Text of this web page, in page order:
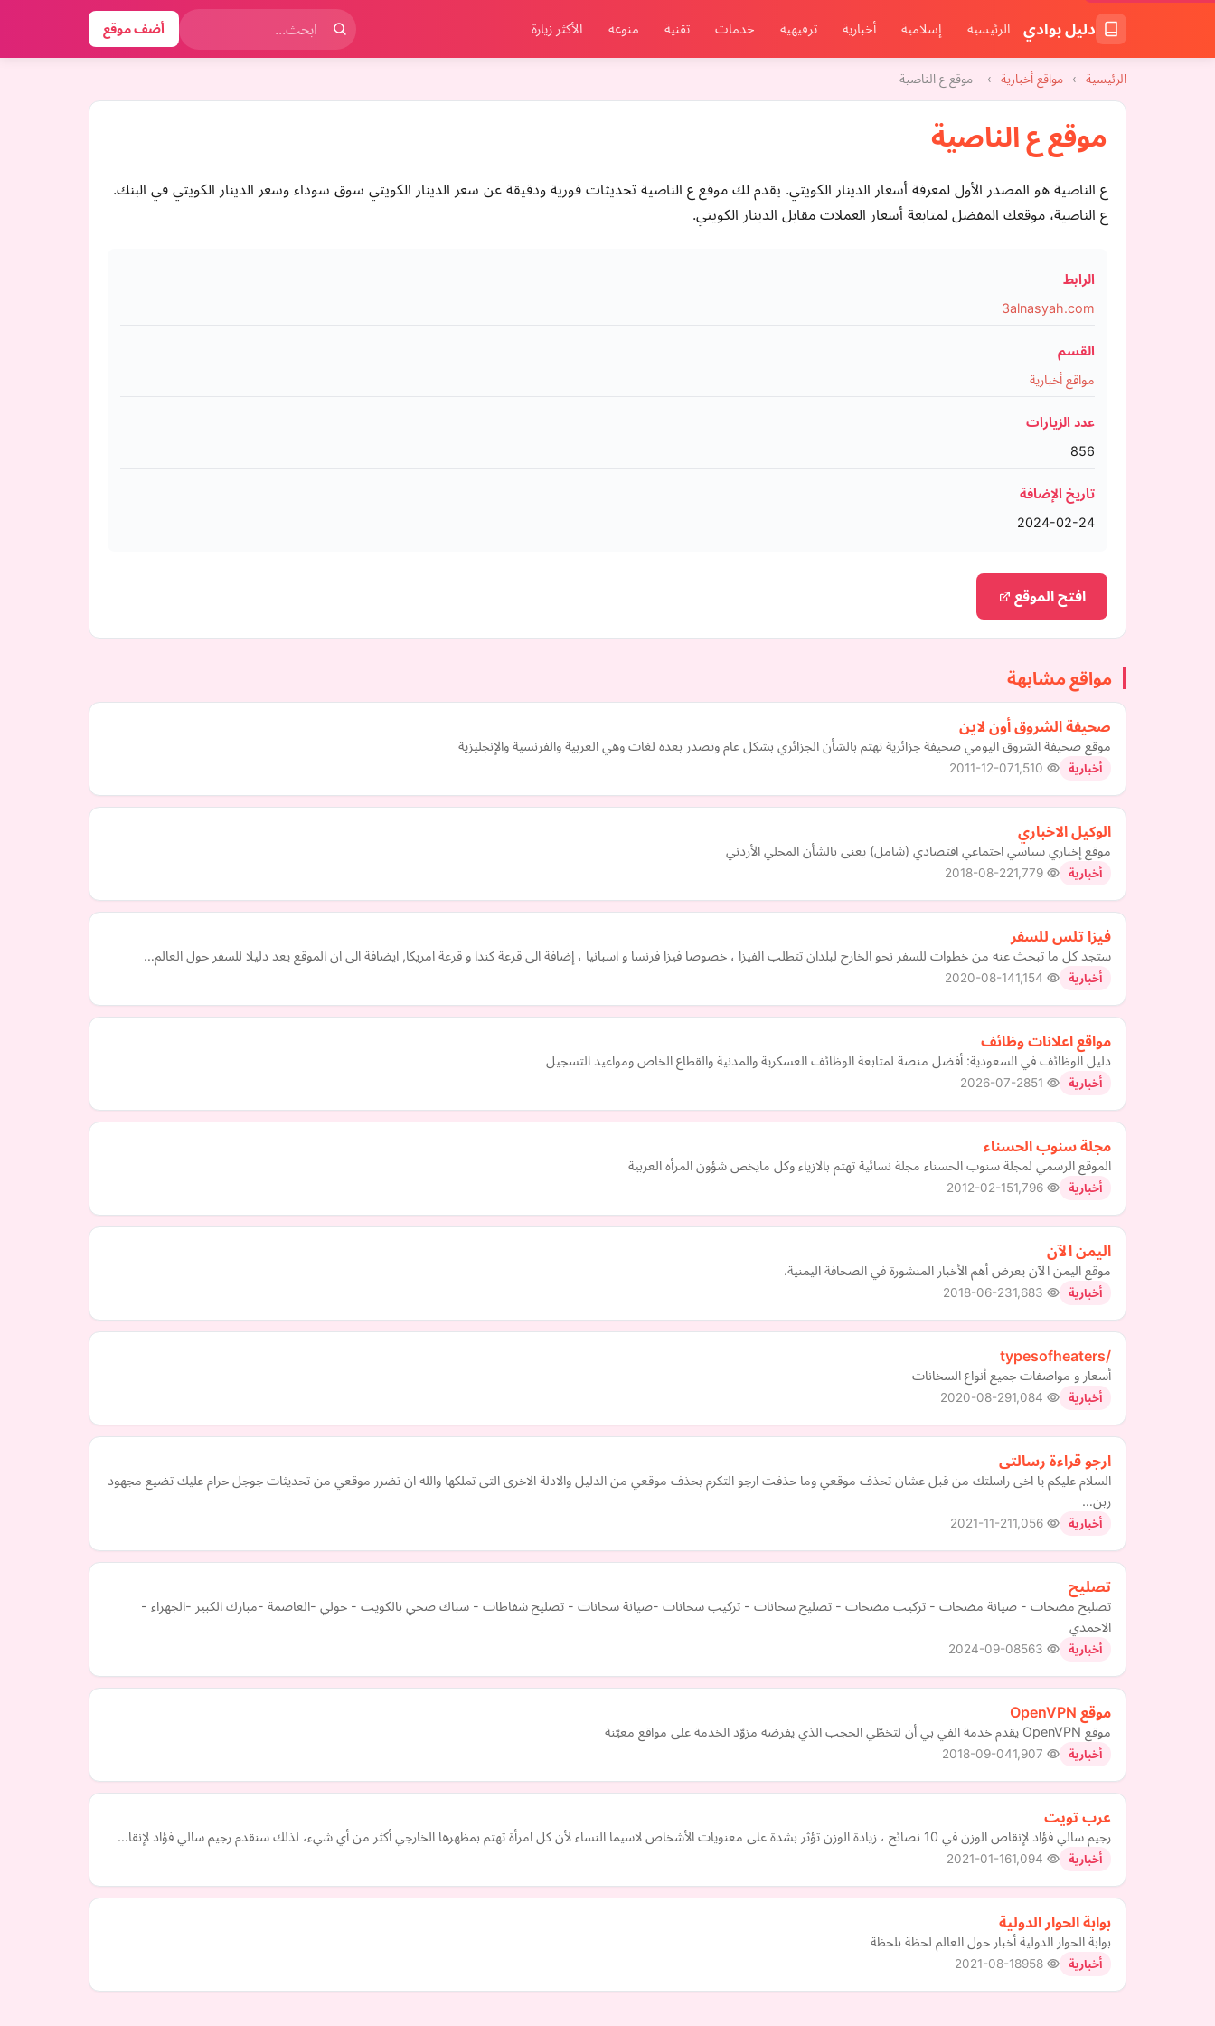
دليل بوادي الرئيسية إسلامية أخبارية ترفيهية خدمات تقنية منوعة الأكثر زيارة أضف موقع
الرئيسية › مواقع أخبارية › موقع ع الناصية
موقع ع الناصية
ع الناصية هو المصدر الأول لمعرفة أسعار الدينار الكويتي. يقدم لك موقع ع الناصية تحديثات فورية ودقيقة عن سعر الدينار الكويتي سوق سوداء وسعر الدينار الكويتي في البنك.
ع الناصية، موقعك المفضل لمتابعة أسعار العملات مقابل الدينار الكويتي.
الرابط
3alnasyah.com
القسم
مواقع أخبارية
عدد الزيارات
856
تاريخ الإضافة
2024-02-24
افتح الموقع
مواقع مشابهة
صحيفة الشروق أون لاين
موقع صحيفة الشروق اليومي صحيفة جزائرية تهتم بالشأن الجزائري بشكل عام وتصدر بعده لغات وهي العربية والفرنسية والإنجليزية
أخبارية 2011-12-07
الوكيل الاخباري
موقع إخباري سياسي اجتماعي اقتصادي (شامل) يعنى بالشأن المحلي الأردني
أخبارية 2018-08-22
فيزا تلس للسفر
ستجد كل ما تبحث عنه من خطوات للسفر نحو الخارج لبلدان تتطلب الفيزا ، خصوصا فيزا فرنسا و اسبانيا ، إضافة الى قرعة كندا و قرعة امريكا, ايضافة الى ان الموقع يعد دليلا للسفر حول العالم…
أخبارية 2020-08-14
مواقع اعلانات وظائف
دليل الوظائف في السعودية: أفضل منصة لمتابعة الوظائف العسكرية والمدنية والقطاع الخاص ومواعيد التسجيل
أخبارية 2026-07-28
مجلة سنوب الحسناء
الموقع الرسمي لمجلة سنوب الحسناء مجلة نسائية تهتم بالازياء وكل مايخص شؤون المرأه العربية
أخبارية 2012-02-15
اليمن الآن
موقع اليمن الآن يعرض أهم الأخبار المنشورة في الصحافة اليمنية.
أخبارية 2018-06-23
/typesofheaters
أسعار و مواصفات جميع أنواع السخانات
أخبارية 2020-08-29
ارجو قراءة رسالتى
السلام عليكم يا اخى راسلتك من قبل عشان تحذف موقعي وما حذفت ارجو التكرم بحذف موقعي من الدليل والادلة الاخرى التى تملكها والله ان تضرر موقعي من تحديثات جوجل حرام عليك تضيع مجهود
ربن…
أخبارية 2021-11-21
تصليح
تصليح مضخات - صيانة مضخات - تركيب مضخات - تصليح سخانات - تركيب سخانات -صيانة سخانات - تصليح شفاطات - سباك صحي بالكويت - حولي -العاصمة -مبارك الكبير -الجهراء -
الاحمدي
أخبارية 2024-09-08
موقع OpenVPN
موقع OpenVPN يقدم خدمة الفي بي أن لتخطّي الحجب الذي يفرضه مزوّد الخدمة على مواقع معيّنة
أخبارية 2018-09-04
عرب تويت
رجيم سالي فؤاد لإنقاص الوزن في 10 نصائح ، زيادة الوزن تؤثر بشدة على معنويات الأشخاص لاسيما النساء لأن كل امرأة تهتم بمظهرها الخارجي أكثر من أي شيء، لذلك سنقدم رجيم سالي فؤاد لإنقا…
أخبارية 2021-01-16
بوابة الحوار الدولية
بوابة الحوار الدولية أخبار حول العالم لحظة بلحظة
أخبارية 2021-08-18